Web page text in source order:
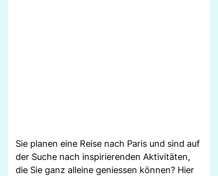
Sie planen eine Reise nach Paris und sind auf
der Suche nach inspirierenden Aktivitäten,
die Sie ganz alleine geniessen können? Hier